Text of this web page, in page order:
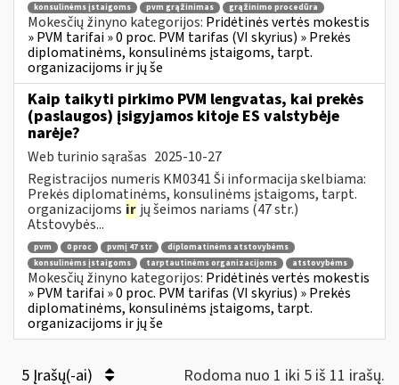
konsulinėms įstaigoms
pvm grąžinimas grąžinimo procedūra
Mokesčių žinyno kategorijos: Pridėtinės vertės mokestis
» PVM tarifai » 0 proc. PVM tarifas (VI skyrius) » Prekės
diplomatinėms, konsulinėms įstaigoms, tarpt.
organizacijoms ir jų še
Kaip taikyti pirkimo PVM lengvatas, kai prekės
(paslaugos) įsigyjamos kitoje ES valstybėje
narėje?
Web turinio sąrašas 2025-10-27
Registracijos numeris KM0341 Ši informacija skelbiama:
Prekės diplomatinėms, konsulinėms įstaigoms, tarpt.
organizacijoms ir jų šeimos nariams (47 str.)
Atstovybės...
pvm 0 proc pvmį 47 str
diplomatinėms atstovybėms
konsulinėms įstaigoms
tarptautinėms organizacijoms atstovybėms
Mokesčių žinyno kategorijos: Pridėtinės vertės mokestis
» PVM tarifai » 0 proc. PVM tarifas (VI skyrius) » Prekės
diplomatinėms, konsulinėms įstaigoms, tarpt.
organizacijoms ir jų še
5 Įrašų(-ai) Rodoma nuo 1 iki 5 iš 11 irašų.